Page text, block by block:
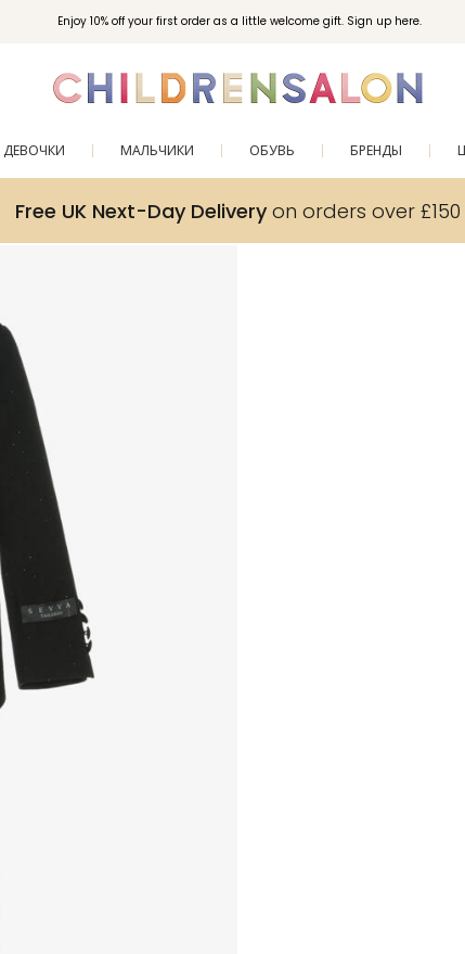
Enjoy 10% off your first order as a little welcome gift. Sign up here.
ДЕВОЧКИ МАЛЬЧИКИ ОБУВЬ БРЕНДЫ
Free UK Next-Day Deliveryon orders over £150